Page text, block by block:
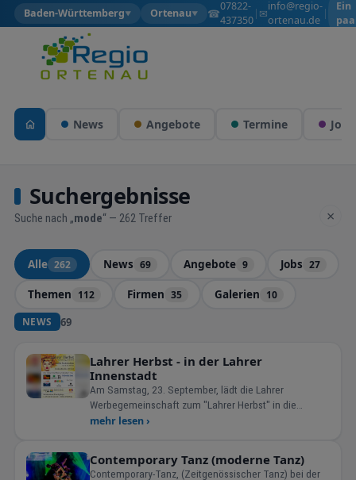
Baden-Württemberg▼ Ortenau▼ ☎07822-
437350
| ✉info@regio-
ortenau.de
|
Ein
News Angebote Termine Jobs
Suchergebnisse
Suche nach „mode“ — 262 Treffer ×
Alle 262 News 69 Angebote 9 Jobs 27
Themen 112 Firmen 35 Galerien 10
NEWS 69
Lahrer Herbst - in der Lahrer
Innenstadt
Am Samstag, 23. September, lädt die Lahrer
Werbegemeinschaft zum "Lahrer Herbst" in die
Innenstadt. Die Geschäfte der Werbegemeinschaft
mehr lesen ›
Contemporary Tanz (moderne Tanz)
Contemporary-Tanz, (Zeitgenössischer Tanz) bei der